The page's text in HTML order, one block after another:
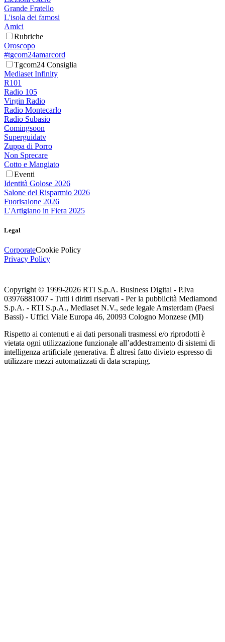
Grande Fratello
L'isola dei famosi
Amici
Rubriche
Oroscopo
#tgcom24amarcord
Tgcom24 Consiglia
Mediaset Infinity
R101
Radio 105
Virgin Radio
Radio Montecarlo
Radio Subasio
Comingsoon
Superguidatv
Zuppa di Porro
Non Sprecare
Cotto e Mangiato
Eventi
Identità Golose 2026
Salone del Risparmio 2026
Fuorisalone 2026
L'Artigiano in Fiera 2025
Legal
CorporateCookie Policy
Privacy Policy
Copyright © 1999-2026 RTI S.p.A. Business Digital - P.Iva
03976881007 - Tutti i diritti riservati - Per la pubblicità Mediamond
S.p.A. - RTI S.p.A., Mediaset N.V., sede legale Amsterdam (Paesi
Bassi) - Uffici Viale Europa 46, 20093 Cologno Monzese (MI)
Rispetto ai contenuti e ai dati personali trasmessi e/o riprodotti è
vietata ogni utilizzazione funzionale all’addestramento di sistemi di
intelligenza artificiale generativa. È altresì fatto divieto espresso di
utilizzare mezzi automatizzati di data scraping.